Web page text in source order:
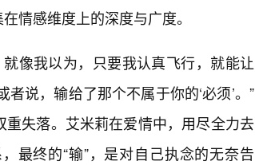
情感维度上的深度与广度。
像我以为，只要我认真飞行，就能让
说，输给了那个不属于你的‘必须’。”
失落。艾米莉在爱情中，用尽全力去
最终的“输”，是对自己执念的无奈告